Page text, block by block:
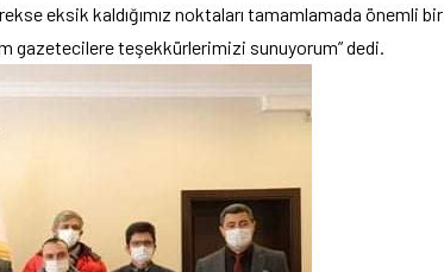
eksik kaldığımız noktaları tamamlamada önemli bir
gazetecilere teşekkürlerimizi sunuyorum” dedi.